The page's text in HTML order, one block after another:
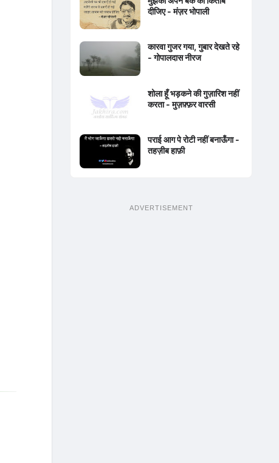
दीजिए - मंज़र भोपाली
कारवा गुजर गया, गुबार देखते रहे
- गोपालदास नीरज
शोला हूँ भड़कने की गुज़ारिश नहीं
करता - मुज़फ़्फ़र वारसी
पराई आग पे रोटी नहीं बनाऊँगा -
तहज़ीब हाफ़ी
ADVERTISEMENT